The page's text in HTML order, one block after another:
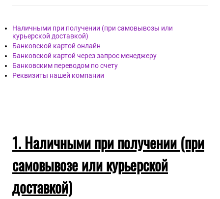
Наличными при получении (при самовывозы или
курьерской доставкой)
Банковской картой онлайн
Банковской картой через запрос менеджеру
Банковским переводом по счету
Реквизиты нашей компании
1. Наличными при получении (при
самовывозе или курьерской
доставкой)